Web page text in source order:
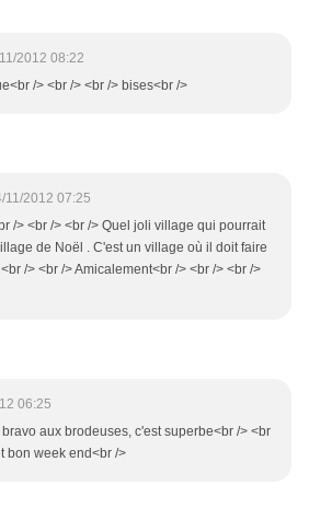
2012 08:22
/> <br /> <br /> bises<br />
11/2012 07:25
/> <br /> <br /> Quel joli village qui pourrait
de Noël . C'est un village où il doit faire
/> <br /> Amicalement<br /> <br /> <br />
06:25
aux brodeuses, c'est superbe<br /> <br
bon week end<br />